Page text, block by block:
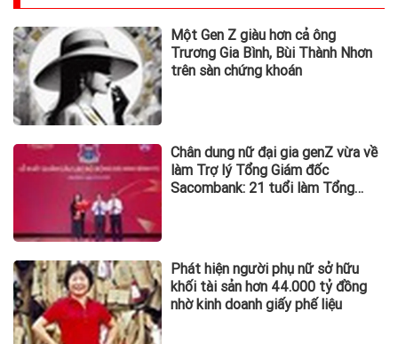
Một Gen Z giàu hơn cả ông
Trương Gia Bình, Bùi Thành Nhơn
trên sàn chứng khoán
Chân dung nữ đại gia genZ vừa về
làm Trợ lý Tổng Giám đốc
Sacombank: 21 tuổi làm Tổng
Phát hiện người phụ nữ sở hữu
khối tài sản hơn 44.000 tỷ đồng
nhờ kinh doanh giấy phế liệu